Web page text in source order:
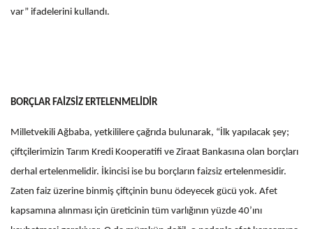
var” ifadelerini kullandı.
BORÇLAR FAİZSİZ ERTELENMELİDİR
Milletvekili Ağbaba, yetkililere çağrıda bulunarak, “İlk yapılacak şey;
çiftçilerimizin Tarım Kredi Kooperatifi ve Ziraat Bankasına olan borçları
derhal ertelenmelidir. İkincisi ise bu borçların faizsiz ertelenmesidir.
Zaten faiz üzerine binmiş çiftçinin bunu ödeyecek gücü yok. Afet
kapsamına alınması için üreticinin tüm varlığının yüzde 40’ını